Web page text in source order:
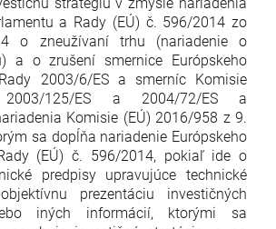
a Rady (EÚ) č. 596/2014 zo
o zneužívaní trhu (nariadenie o
a o zrušení smernice Európskeho
2003/6/ES a smerníc Komisie
2003/125/ES a 2004/72/ES a
Komisie (EÚ) 2016/958 z 9.
sa dopĺňa nariadenie Európskeho
(EÚ) č. 596/2014, pokiaľ ide o
predpisy upravujúce technické
prezentáciu investičných
iných informácií, ktorými sa